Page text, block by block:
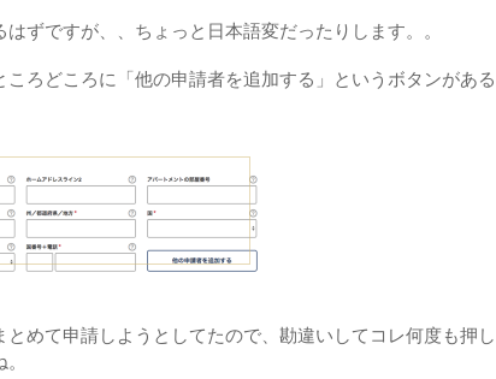
はずですが、、ちょっと日本語変だったりします。。
ころどころに「他の申請者を追加する」というボタンがあ
とめて申請しようとしてたので、勘違いしてコレ何度も押